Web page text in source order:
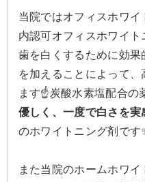
当院ではオフィスホワ
内認可オフィスホワイト
歯を白くするために効果
を加えることによって
ます☝️炭酸水素塩配合の
優しく、一度で白さを
のホワイトニング剤です
また当院のホームホワ